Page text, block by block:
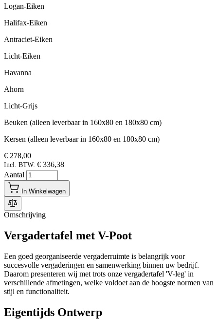
Logan-Eiken
Halifax-Eiken
Antraciet-Eiken
Licht-Eiken
Havanna
Ahorn
Licht-Grijs
Beuken (alleen leverbaar in 160x80 en 180x80 cm)
Kersen (alleen leverbaar in 160x80 en 180x80 cm)
€ 278,00
Incl. BTW: € 336,38
Aantal
In Winkelwagen
Omschrijving
Vergadertafel met V-Poot
Een goed georganiseerde vergaderruimte is belangrijk voor
succesvolle vergaderingen en samenwerking binnen uw bedrijf.
Daarom presenteren wij met trots onze vergadertafel 'V-leg' in
verschillende afmetingen, welke voldoet aan de hoogste normen van
stijl en functionaliteit.
Eigentijds Ontwerp